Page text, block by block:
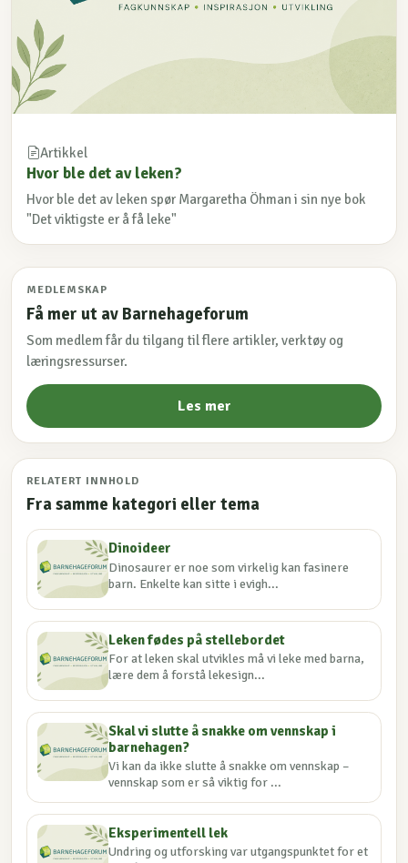
Artikkel
Hvor ble det av leken?
Hvor ble det av leken spør Margaretha Öhman i sin nye bok
"Det viktigste er å få leke"
MEDLEMSKAP
Få mer ut av Barnehageforum
Som medlem får du tilgang til flere artikler, verktøy og
læringsressurser.
Les mer
RELATERT INNHOLD
Fra samme kategori eller tema
Dinoideer
Dinosaurer er noe som virkelig kan fasinere
barn. Enkelte kan sitte i evigh...
Leken fødes på stellebordet
For at leken skal utvikles må vi leke med barna,
lære dem å forstå lekesign...
Skal vi slutte å snakke om vennskap i
barnehagen?
Vi kan da ikke slutte å snakke om vennskap –
vennskap som er så viktig for ...
Eksperimentell lek
Undring og utforsking var utgangspunktet for et